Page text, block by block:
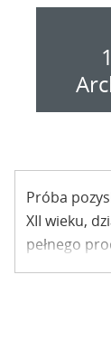
Próba
XII wieku,
pełnego